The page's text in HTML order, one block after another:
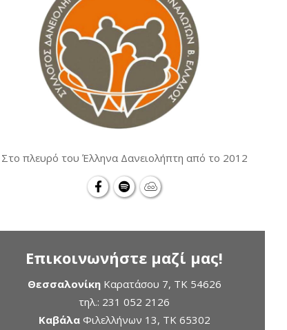
Στο πλευρό του Έλληνα Δανειολήπτη από το 2012
Επικοινωνήστε μαζί μας!
ΘεσσαλονίκηΚαρατάσου 7, TK 54626
τηλ.: 231 052 2126
ΚαβάλαΦιλελλήνων 13, ΤΚ 65302